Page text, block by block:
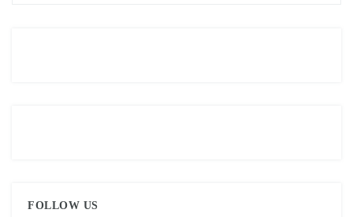
FOLLOW US